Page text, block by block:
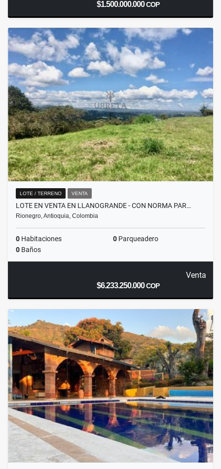
$1.500.000.000COP
LOTE / TERRENO VENTA
LOTE EN VENTA EN LLANOGRANDE - CON NORMA PAR…
Rionegro, Antioquia, Colombia
0 Habitaciones 0 Parqueadero
0 Baños
Venta
$6.233.250.000COP